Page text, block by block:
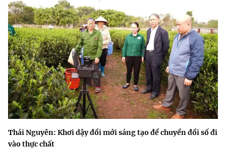
Thái Nguyên: Khơi dậy đổi mới sáng tạo để chuyển đổi số đi
vào thực chất